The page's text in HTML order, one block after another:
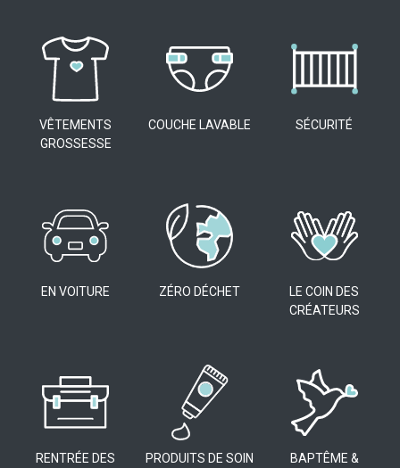
VÊTEMENTS
GROSSESSE
COUCHE LAVABLE SÉCURITÉ
EN VOITURE ZÉRO DÉCHET
LE COIN DES
CRÉATEURS
RENTRÉE DES
PRODUITS DE SOIN
BAPTÊME &